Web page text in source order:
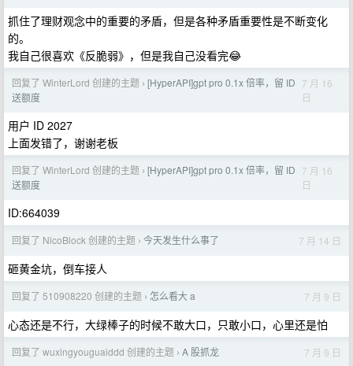
抓住了理财观念中的重要的矛盾，但是各种矛盾重要性是不断变化
的。
我自己很喜欢《反脆弱》，但是我自己没看完😂
回复了 WinterLord 创建的主题 › [HyperAPI]gpt pro 0.1x 倍率，留 ID
送额度
7 月 16
日
用户 ID 2027
上面发错了，谢谢老板
回复了 WinterLord 创建的主题 › [HyperAPI]gpt pro 0.1x 倍率，留 ID
送额度
7 月 16
日
ID:664039
回复了 NicoBlock 创建的主题 › 今天发生什么事了 7 月 14 日
砸黄金坑，倒车接人
回复了 510908220 创建的主题 › 怎么看大 a 7 月 9 日
心态还是不行，大绿棒子的时候不敢大口，只敢小口，心里还是怕
回复了 wuxingyouguaiddd 创建的主题 › A 股抓龙 7 月 9 日